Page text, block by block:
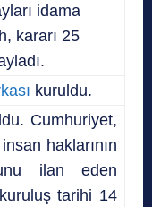
idama
kararı 25
kuruldu.
Cumhuriyet,
haklarının
ilan eden
tarihi 14